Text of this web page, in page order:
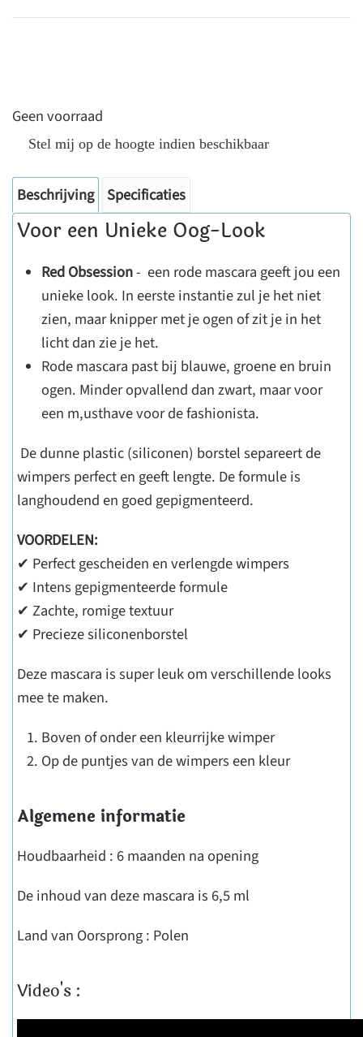
Geen voorraad
Stel mij op de hoogte indien beschikbaar
Beschrijving Specificaties
Voor een Unieke Oog-Look
Red Obsession- een rode mascara geeft jou een
unieke look. In eerste instantie zul je het niet
zien, maar knipper met je ogen of zit je in het
licht dan zie je het.
Rode mascara past bij blauwe, groene en bruin
ogen. Minder opvallend dan zwart, maar voor
een m,usthave voor de fashionista.
De dunne plastic (siliconen) borstel separeert de
wimpers perfect en geeft lengte. De formule is
langhoudend en goed gepigmenteerd.
VOORDELEN:
✔ Perfect gescheiden en verlengde wimpers
✔ Intens gepigmenteerde formule
✔ Zachte, romige textuur
✔ Precieze siliconenborstel
Deze mascara is super leuk om verschillende looks
mee te maken.
Boven of onder een kleurrijke wimper
Op de puntjes van de wimpers een kleur
Algemene informatie
Houdbaarheid : 6 maanden na opening
De inhoud van deze mascara is 6,5 ml
Land van Oorsprong : Polen
Video's :